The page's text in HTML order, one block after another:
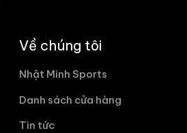
Về chúng tôi
Nhật Minh Sports
Danh sách cửa hàng
Tin tức